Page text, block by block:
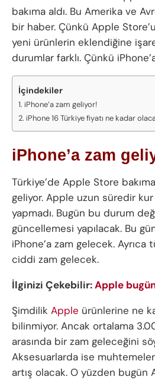
bakıma aldı. Bu Amerika ve
bir haber. Çünkü Apple
yeni ürünlerin eklendiğine
durumlar farklı. Çünkü
İçindekiler
iPhone’a zam geliyor!
iPhone 16 Türkiye fiyatı ne kadar
iPhone’a zam
Türkiye’de Apple Store
geliyor. Apple uzun süredir
yapmadı. Bugün bu durum
güncellemesi yapılacak. Bu
iPhone’a zam gelecek.
ciddi zam gelecek.
İlginizi Çekebilir:Apple
Şimdilik Apple ürünlerine ne
bilinmiyor. Ancak ortalama
arasında bir zam geleceğini
Aksesuarlarda ise
artış olacak. O yüzden bugün